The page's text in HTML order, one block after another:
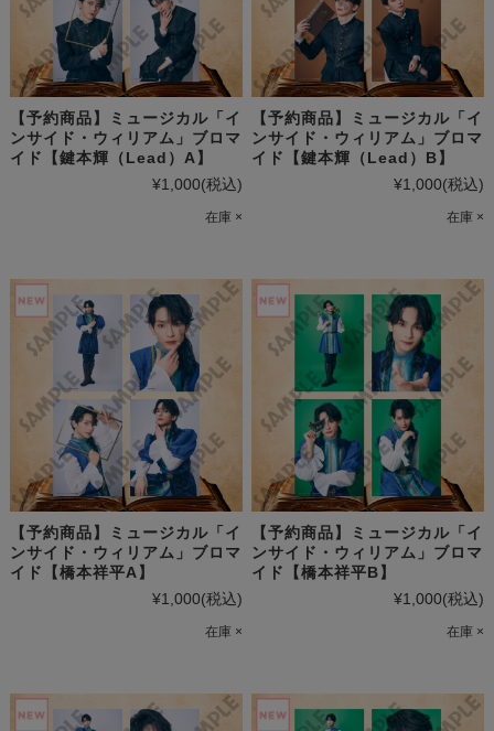
【予約商品】ミュージカル「イ
ンサイド・ウィリアム」ブロマ
イド【鍵本輝（Lead）A】
¥1,000(税込)
在庫 ×
【予約商品】ミュージカル「イ
ンサイド・ウィリアム」ブロマ
イド【鍵本輝（Lead）B】
¥1,000(税込)
在庫 ×
【予約商品】ミュージカル「イ
ンサイド・ウィリアム」ブロマ
イド【橋本祥平A】
¥1,000(税込)
在庫 ×
【予約商品】ミュージカル「イ
ンサイド・ウィリアム」ブロマ
イド【橋本祥平B】
¥1,000(税込)
在庫 ×